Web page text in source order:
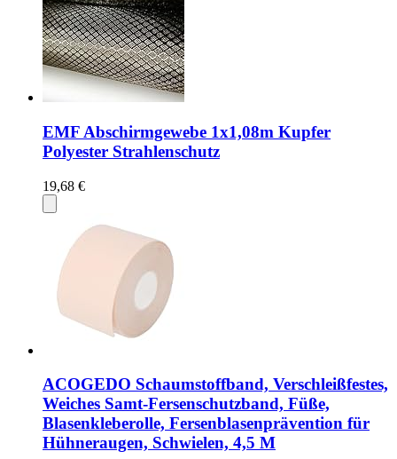
EMF Abschirmgewebe 1x1,08m Kupfer
Polyester Strahlenschutz
19,68 €
ACOGEDO Schaumstoffband, Verschleißfestes,
Weiches Samt-Fersenschutzband, Füße,
Blasenkleberolle, Fersenblasenprävention für
Hühneraugen, Schwielen, 4,5 M